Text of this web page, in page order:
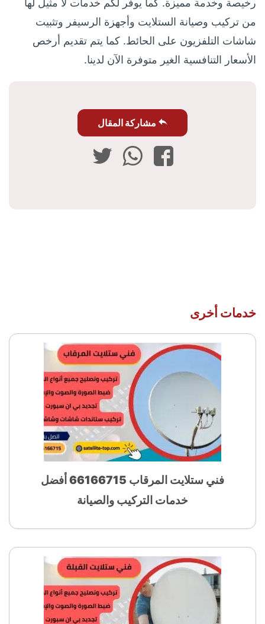
رخيصة وخدمة مميزة. كما يوفر لكم خدمات لا مثيل لها
من تركيب وصيانة الستلايت وأجهزة الرسيفر وتثبيت
شاشات التلفزيون على الحائط. كما يتم تقديم أرخص
الأسعار التنافسية الغير متوفرة الآن لدينا.
مشاركة المقال
فيسبوكواتساب
خدمات أخرى
فني ستلايت المرقاب 66166715 أفضل
خدمات التركيب والصيانة